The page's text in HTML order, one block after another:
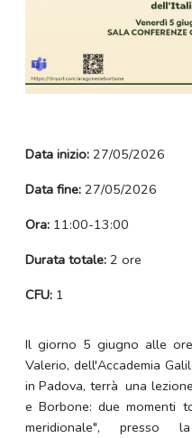
Data inizio: 27/05/2026
Data fine: 27/05/2026
Ora: 11:00-13:00
Durata totale: 2 ore
CFU: 1
Il giorno 5 giugno alle
Valerio, dell'Accademia
in Padova, terrà una
e Borbone: due momenti
meridionale", presso